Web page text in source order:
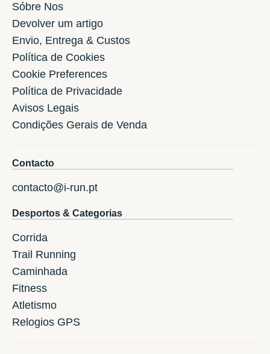
Sóbre Nos
Devolver um artigo
Envio, Entrega & Custos
Política de Cookies
Cookie Preferences
Política de Privacidade
Avisos Legais
Condições Gerais de Venda
Contacto
contacto@i-run.pt
Desportos & Categorias
Corrida
Trail Running
Caminhada
Fitness
Atletismo
Relogios GPS